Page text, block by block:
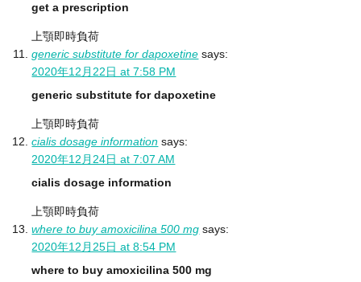
get a prescription
上顎即時負荷
generic substitute for dapoxetine says:
2020年12月22日 at 7:58 PM
generic substitute for dapoxetine
上顎即時負荷
cialis dosage information says:
2020年12月24日 at 7:07 AM
cialis dosage information
上顎即時負荷
where to buy amoxicilina 500 mg says:
2020年12月25日 at 8:54 PM
where to buy amoxicilina 500 mg